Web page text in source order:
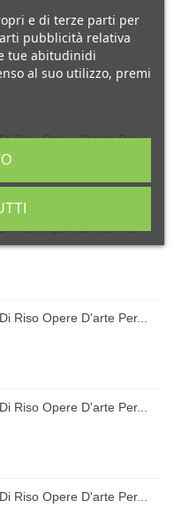
Riso Opere D'arte Per...
Riso Opere D'arte Per...
Riso Opere D'arte Per...
Riso Opere D'arte Per...
Riso Opere D'arte Per...
e di terze parti per
pubblicità relativa
tue abitudinidi
al suo utilizzo, premi